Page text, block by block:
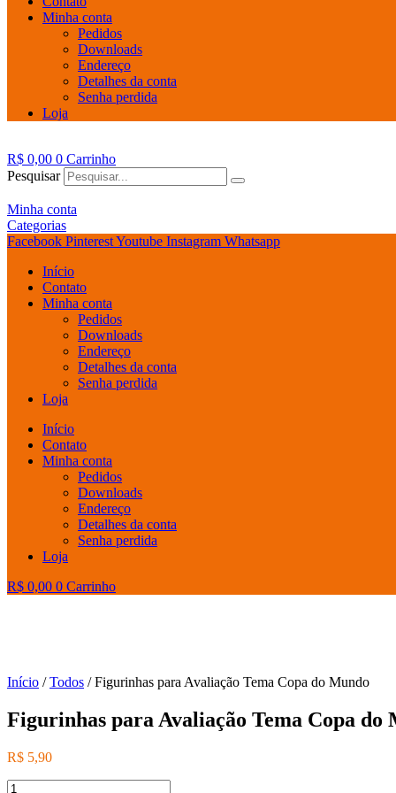
Minha conta
Pedidos
Downloads
Endereço
Detalhes da conta
Senha perdida
Loja
R$ 0,00 0 Carrinho
Pesquisar
Minha conta
Categorias
Facebook PinterestYoutube Instagram Whatsapp
Início
Contato
Minha conta
Pedidos
Downloads
Endereço
Detalhes da conta
Senha perdida
Loja
Início
Contato
Minha conta
Pedidos
Downloads
Endereço
Detalhes da conta
Senha perdida
Loja
R$ 0,00 0 Carrinho
Início /Todos / Figurinhas para Avaliação Tema Copa do Mundo
Figurinhas para Avaliação Tema Copa do
R$ 5,90
Figurinhas